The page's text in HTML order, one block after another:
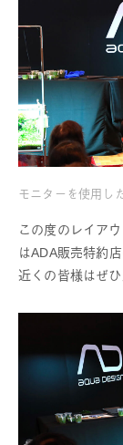
モニターを使用し
この度のレイア
はADA販売特約
近くの皆様はぜ